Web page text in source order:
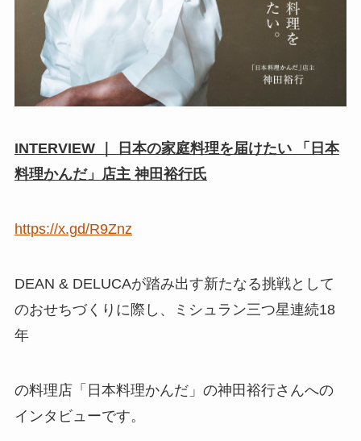
INTERVIEW ｜ 日本の家庭料理を届けたい 「日本
料理かんだ」店主 神田裕行氏
https://x.gd/R9Znz
DEAN & DELUCAが踏み出す新たなる挑戦として
のおせちづくりに際し、ミシュラン三つ星連続18
年
の料理店「日本料理かんだ」の神田裕行さんへの
インタビューです。